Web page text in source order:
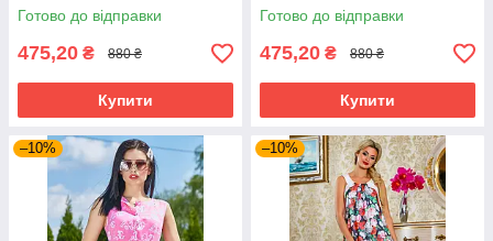
Готово до відправки
475,20 ₴ 880 ₴
Купити
Готово до відправки
475,20 ₴ 880 ₴
Купити
–10% –10%